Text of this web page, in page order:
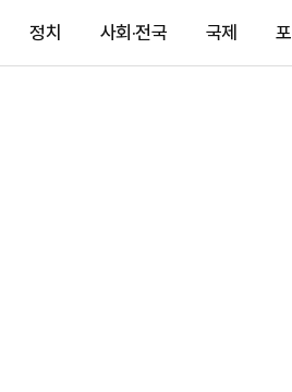
정치 사회·전국 국제